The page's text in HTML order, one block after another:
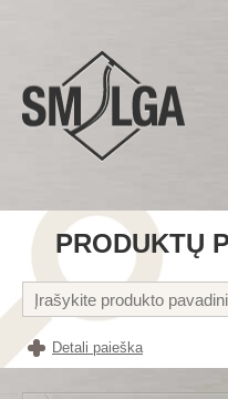
PRODUKTŲ
Detali paieška